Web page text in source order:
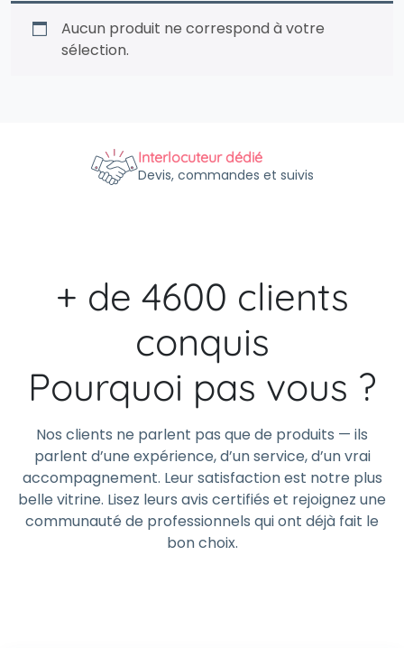
Aucun produit ne correspond à votre
sélection.
Interlocuteur dédié
Devis, commandes et suivis
+ de 4600 clients
conquis
Pourquoi pas vous ?
Nos clients ne parlent pas que de produits — ils
parlent d’une expérience, d’un service, d’un vrai
accompagnement. Leur satisfaction est notre plus
belle vitrine. Lisez leurs avis certifiés et rejoignez une
communauté de professionnels qui ont déjà fait le
bon choix.